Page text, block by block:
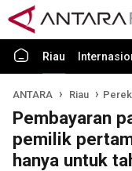
Riau
ANTARA Riau
Pembayaran
pemilik
hanya untuk